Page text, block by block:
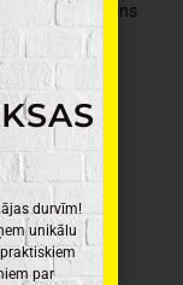
Kronšteins
ar skrūvju
durvīm!
unikālu
par